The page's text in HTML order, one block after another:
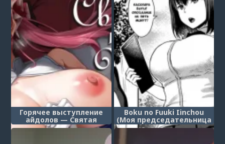
Горячее выступление
айдолов — Святая
Исповедальня сестры
Boku no Fuuki Iinchou
(Моя председательница
дисциплинарного